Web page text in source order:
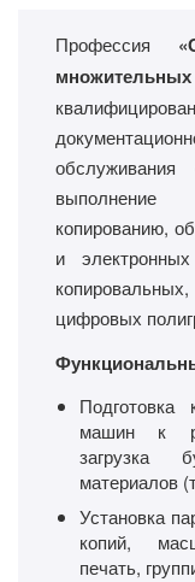
Профессия
обслуживания
копированию,
и
цифровых
Подготовка
машин к
загрузка
материалов
Установка
копий,
печать,